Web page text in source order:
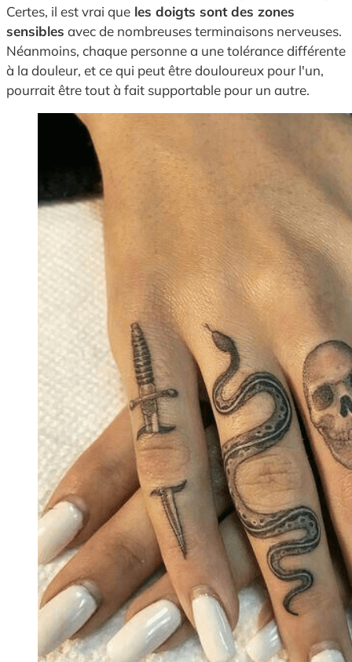
Certes, il est vrai que les doigts sont des zones
sensibles avec de nombreuses terminaisons nerveuses.
Néanmoins, chaque personne a une tolérance différente
à la douleur, et ce qui peut être douloureux pour l'un,
pourrait être tout à fait supportable pour un autre.